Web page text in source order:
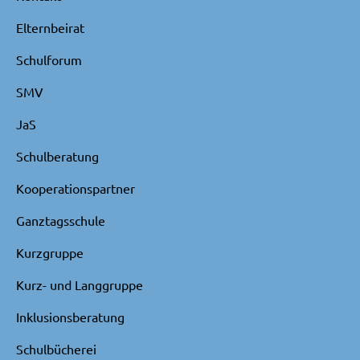
Elternbeirat
Schulforum
SMV
JaS
Schulberatung
Kooperationspartner
Ganztagsschule
Kurzgruppe
Kurz- und Langgruppe
Inklusionsberatung
Schulbücherei